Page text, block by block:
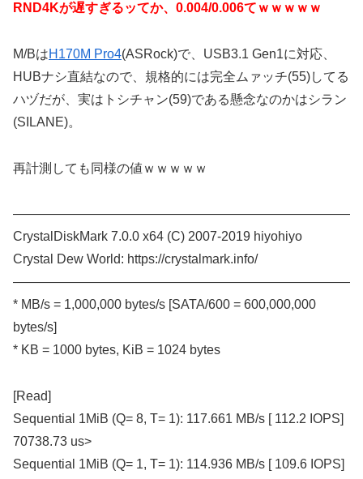
RND4Kが遅すぎるッてか、0.004/0.006てｗｗｗｗｗ
M/BはH170M Pro4(ASRock)で、USB3.1 Gen1に対応、
HUBナシ直結なので、規格的には完全ムァッチ(55)してる
ハヅだが、実はトシチャン(59)である懸念なのかはシラン
(SILANE)。
再計測しても同様の値ｗｗｗｗｗ
——————————————————————————
CrystalDiskMark 7.0.0 x64 (C) 2007-2019 hiyohiyo
Crystal Dew World: https://crystalmark.info/
——————————————————————————
* MB/s = 1,000,000 bytes/s [SATA/600 = 600,000,000
bytes/s]
* KB = 1000 bytes, KiB = 1024 bytes
[Read]
Sequential 1MiB (Q= 8, T= 1): 117.661 MB/s [ 112.2 IOPS]
70738.73 us>
Sequential 1MiB (Q= 1, T= 1): 114.936 MB/s [ 109.6 IOPS]